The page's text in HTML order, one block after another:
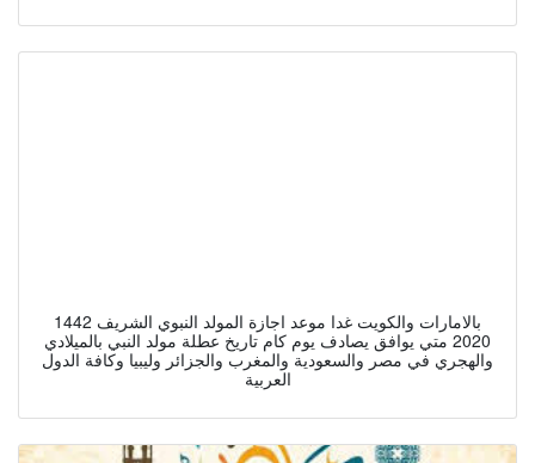
بالامارات والكويت غدا موعد اجازة المولد النبوي الشريف 1442
2020 متي يوافق يصادف يوم كام تاريخ عطلة مولد النبي بالميلادي
والهجري في مصر والسعودية والمغرب والجزائر وليبيا وكافة الدول
العربية